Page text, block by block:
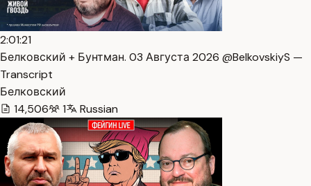
2:01:21
Белковский + Бунтман. 03 Августа 2026 @BelkovskiyS —
Transcript
Белковский
14,506
1 Russian